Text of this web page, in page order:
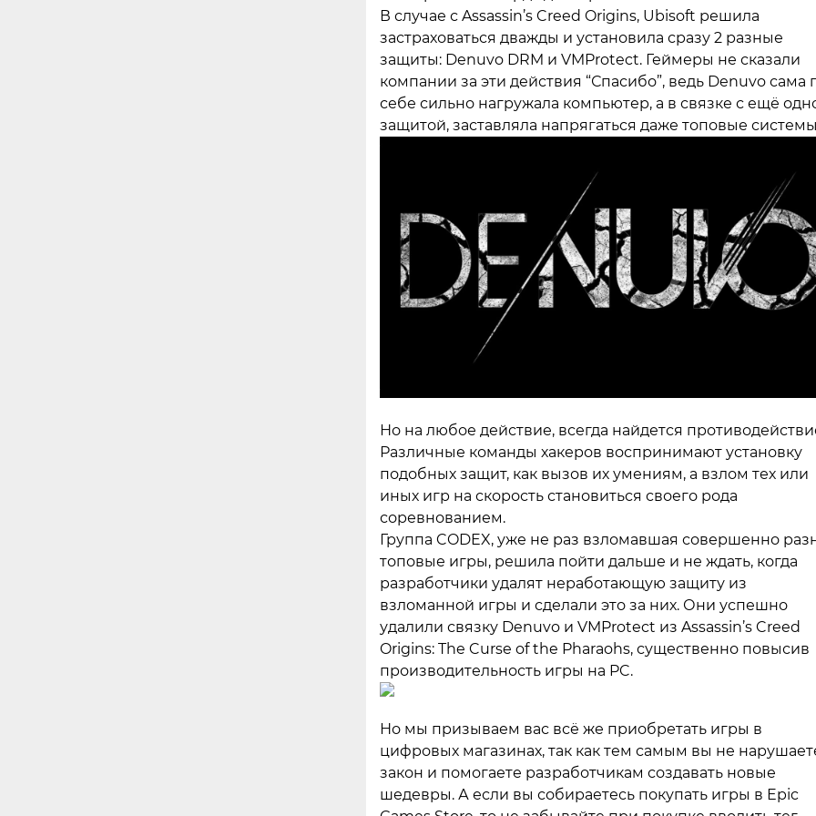
В случае с Assassin’s Creed Origins, Ubisoft решила
застраховаться дважды и установила сразу 2 разные
защиты: Denuvo DRM и VMProtect. Геймеры не сказали
компании за эти действия “Спасибо”, ведь Denuvo сама
себе сильно нагружала компьютер, а в связке с ещё
защитой, заставляла напрягаться даже топовые
Но на любое действие, всегда найдется
Различные команды хакеров воспринимают установку
подобных защит, как вызов их умениям, а взлом тех или
иных игр на скорость становиться своего рода
соревнованием.
Группа CODEX, уже не раз взломавшая совершенно
топовые игры, решила пойти дальше и не ждать, когда
разработчики удалят неработающую защиту из
взломанной игры и сделали это за них. Они успешно
удалили связку Denuvo и VMProtect из Assassin’s Creed
Origins: The Curse of the Pharaohs, существенно повысив
производительность игры на PC.
Но мы призываем вас всё же приобретать игры в
цифровых магазинах, так как тем самым вы не
закон и помогаете разработчикам создавать новые
шедевры. А если вы собираетесь покупать игры в Epic